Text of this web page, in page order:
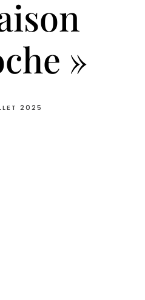
»
2025